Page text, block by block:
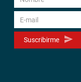
Suscribirme